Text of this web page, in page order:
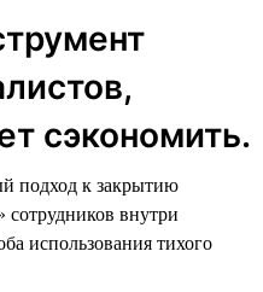
сэкономить.
подход к закрытию
внутри
использования тихого